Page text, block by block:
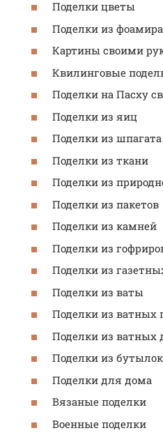
Поделки цветы
Поделки из
Картины своими
Квилинговые
Поделки на Пасху
Поделки из яиц
Поделки из шпагата
Поделки из ткани
Поделки из
Поделки из пакетов
Поделки из камней
Поделки из
Поделки из
Поделки из ваты
Поделки из ватных
Поделки из ватных
Поделки из бутылок
Поделки для дома
Вязаные поделки
Военные поделки